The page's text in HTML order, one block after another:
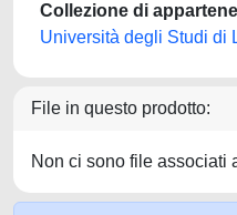
Collezione di
Università degli Studi di
File in questo prodotto:
Non ci sono file associati